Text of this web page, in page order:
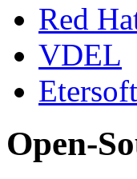
Red
VDEL
Etersoft
Open-